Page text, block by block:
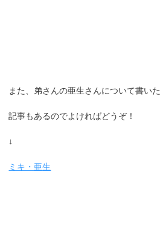
また、弟さんの亜生さんについて書いた
記事もあるのでよければどうぞ！
↓
ミキ・亜生